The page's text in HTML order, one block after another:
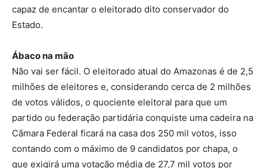
capaz de encantar o eleitorado dito conservador do
Estado.
Ábaco na mão
Não vai ser fácil. O eleitorado atual do Amazonas é de 2,5
milhões de eleitores e, considerando cerca de 2 milhões
de votos válidos, o quociente eleitoral para que um
partido ou federação partidária conquiste uma cadeira na
Câmara Federal ficará na casa dos 250 mil votos, isso
contando com o máximo de 9 candidatos por chapa, o
que exigirá uma votação média de 27,7 mil votos por